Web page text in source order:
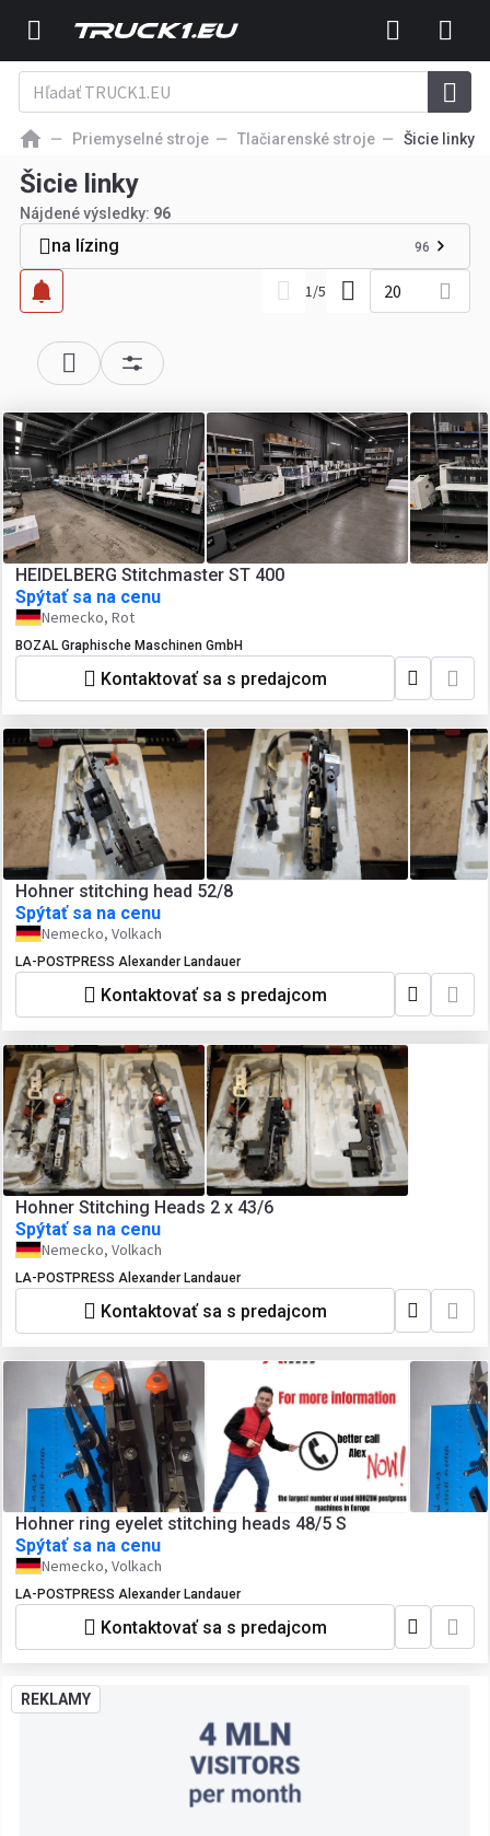
Priemyselné stroje Tlačiarenské stroje Šicie linky
Šicie linky
Nájdené výsledky: 96
na lízing 96
1/5 20
HEIDELBERG Stitchmaster ST 400
Spýtať sa na cenu
Nemecko, Rot
BOZAL Graphische Maschinen GmbH
Kontaktovať sa s predajcom
Hohner stitching head 52/8
Spýtať sa na cenu
Nemecko, Volkach
LA-POSTPRESS Alexander Landauer
Kontaktovať sa s predajcom
Hohner Stitching Heads 2 x 43/6
Spýtať sa na cenu
Nemecko, Volkach
LA-POSTPRESS Alexander Landauer
Kontaktovať sa s predajcom
Hohner ring eyelet stitching heads 48/5 S
Spýtať sa na cenu
Nemecko, Volkach
LA-POSTPRESS Alexander Landauer
Kontaktovať sa s predajcom
REKLAMY